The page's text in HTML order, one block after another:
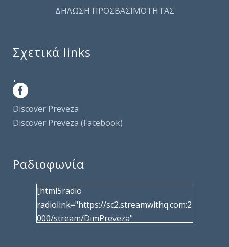
ΔΗΛΩΣΗ ΠΡΟΣΒΑΣΙΜΟΤΗΤΑΣ
Σχετικά links
.
Discover Preveza
Discover Preveza (Facebook)
Ραδιοφωνία
[html5radio
radiolink="https://sc2.streamwithq.com:2
000/stream/DimPreveza"